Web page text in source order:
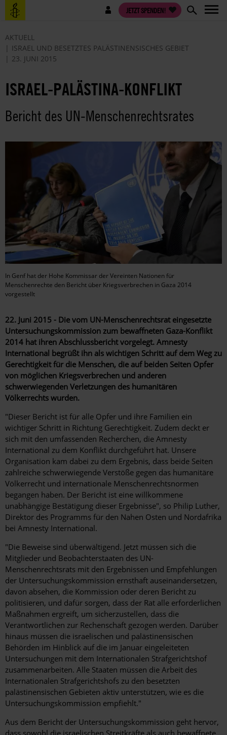
Direkt
zum
Benutzermenü JETZT SPENDEN!
AKTUELL
ISRAEL UND BESETZTES PALÄSTINENSISCHES GEBIET
23. JUNI 2015
ISRAEL-PALÄSTINA-KONFLIKT
Bericht des UN-Menschenrechtsrates
In Genf hat der Hohe Kommissar der Vereinten Nationen für
Menschenrechte den Bericht über Kriegsverbrechen in Gaza 2014
vorgestellt
22. Juni 2015 - Die vom UN-Menschenrechtsrat eingesetzte
Untersuchungskommission zum bewaffneten Gaza-Konflikt
2014 hat ihren Abschlussbericht vorgelegt. Amnesty
International begrüßt ihn als wichtigen Schritt auf dem Weg zu
Gerechtigkeit für die Menschen, die auf beiden Seiten Opfer
von möglichen Kriegsverbrechen und anderen
schwerwiegenden Verletzungen des humanitären
Völkerrechts wurden.
"Dieser Bericht ist für alle Opfer und ihre Familien ein
wichtiger Schritt in Richtung Gerechtigkeit. Zudem deckt er
sich mit den umfassenden Recherchen, die Amnesty
International zu dem Konflikt durchgeführt hat. Unsere
Organisation kam dabei zu dem Ergebnis, dass beide Seiten
zahlreiche schwerwiegende Verstöße gegen das humanitäre
Völkerrecht und internationale Menschenrechtsnormen
begangen haben. Der Bericht ist eine willkommene
unabhängige Bestätigung dieser Ergebnisse", so Philip Luther,
Direktor des Programms für den Nahen Osten und Nordafrika
bei Amnesty International.
"Die Beweise sind überwältigend. Jetzt müssen sich die
Mitglieder und Beobachterstaaten des UN-
Menschenrechtsrats mit den Ergebnissen und Empfehlungen
der Untersuchungskommission ernsthaft auseinandersetzen,
davon absehen, die Kommission oder deren Bericht zu
politisieren, und dafür sorgen, dass der Rat alle erforderlichen
Maßnahmen ergreift, um sicherzustellen, dass die
Verantwortlichen zur Rechenschaft gezogen werden. Darüber
hinaus müssen die israelischen und palästinensischen
Behörden im Hinblick auf die im Januar eingeleiteten
Untersuchungen mit dem Internationalen Strafgerichtshof
zusammenarbeiten. Alle Staaten müssen die Arbeit des
Internationalen Strafgerichtshofs zu den besetzten
palästinensischen Gebieten aktiv unterstützen, wie es die
Untersuchungskommission empfiehlt."
Aus dem Bericht der Untersuchungskommission geht hervor,